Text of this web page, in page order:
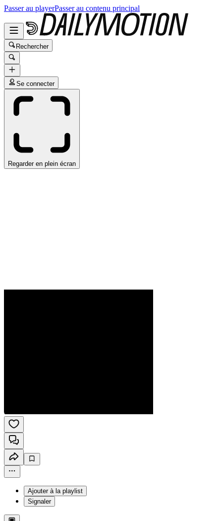
Passer au playerPasser au contenu principal
Rechercher
Se connecter
Regarder en plein écran
Ajouter à la playlist
Signaler